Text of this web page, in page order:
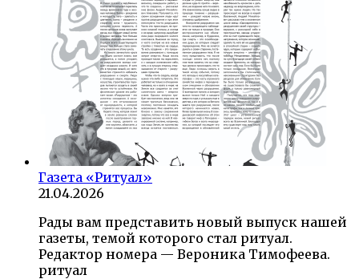
Газета «Ритуал»
21.04.2026
Рады вам представить новый выпуск нашей
газеты, темой которого стал ритуал.
Редактор номера — Вероника Тимофеева.
ритуал